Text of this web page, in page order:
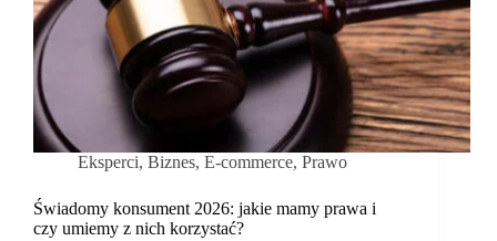
Eksperci, Biznes, E-commerce, Prawo
Świadomy konsument 2026: jakie mamy prawa i
czy umiemy z nich korzystać?